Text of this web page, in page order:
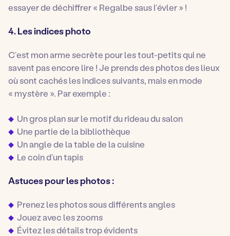
essayer de déchiffrer « Regalbe saus I’évler » !
4. Les indices photo
C’est mon arme secrète pour les tout-petits qui ne
savent pas encore lire ! Je prends des photos des lieux
où sont cachés les indices suivants, mais en mode
« mystère ». Par exemple :
Un gros plan sur le motif du rideau du salon
Une partie de la bibliothèque
Un angle de la table de la cuisine
Le coin d’un tapis
Astuces pour les photos :
Prenez les photos sous différents angles
Jouez avec les zooms
Évitez les détails trop évidents